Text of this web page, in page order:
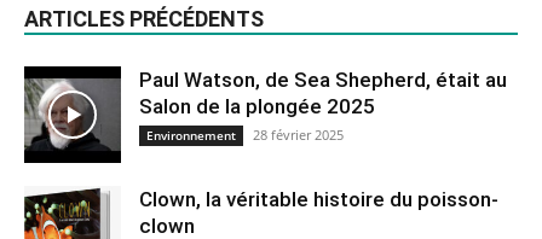
ARTICLES PRÉCÉDENTS
Paul Watson, de Sea Shepherd, était au
Salon de la plongée 2025
Environnement 28 février 2025
Clown, la véritable histoire du poisson-
clown